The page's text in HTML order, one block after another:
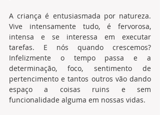
A criança é entusiasmada por natureza.
Vive intensamente tudo, é fervorosa,
intensa e se interessa em executar
tarefas. E nós quando crescemos?
Infelizmente o tempo passa e a
determinação, foco, sentimento de
pertencimento e tantos outros vão dando
espaço a coisas ruins e sem
funcionalidade alguma em nossas vidas.